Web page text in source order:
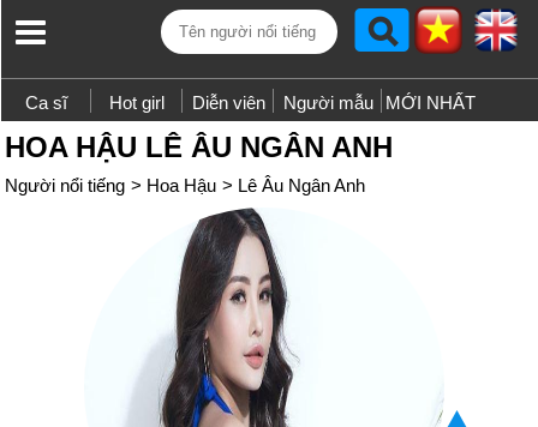
Ca sĩ Hot girl Diễn viên Người mẫu MỚI NHẤT
HOA HẬU LÊ ÂU NGÂN ANH
Người nổi tiếng > Hoa Hậu > Lê Âu Ngân Anh